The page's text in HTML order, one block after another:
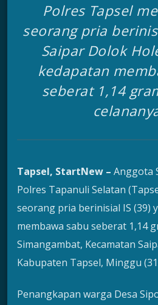
Polres Tapsel
seorang pria
Saipar Dolok
kedapatan
seberat 1,14
Tapsel, StartNew – Anggota
Polres Tapanuli Selatan
seorang pria berinisial IS (39)
membawa sabu seberat 1,14
Simangambat, Kecamatan
Kabupaten Tapsel, Minggu
Penangkapan warga Desa